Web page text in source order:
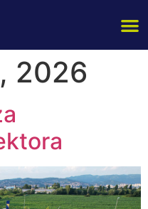
2026